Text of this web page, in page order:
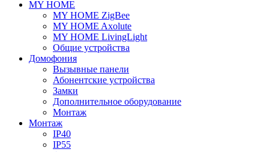
MY HOME
MY HOME ZigBee
MY HOME Axolute
MY HOME LivingLight
Общие устройства
Домофония
Вызывные панели
Абонентские устройства
Замки
Дополнительное оборудование
Монтаж
Монтаж
IP40
IP55